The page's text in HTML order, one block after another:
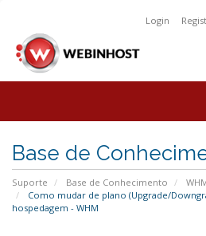
Login
Base de
Suporte Base de Conhecimento
Como mudar de plano (Upgrade/
hospedagem - WHM